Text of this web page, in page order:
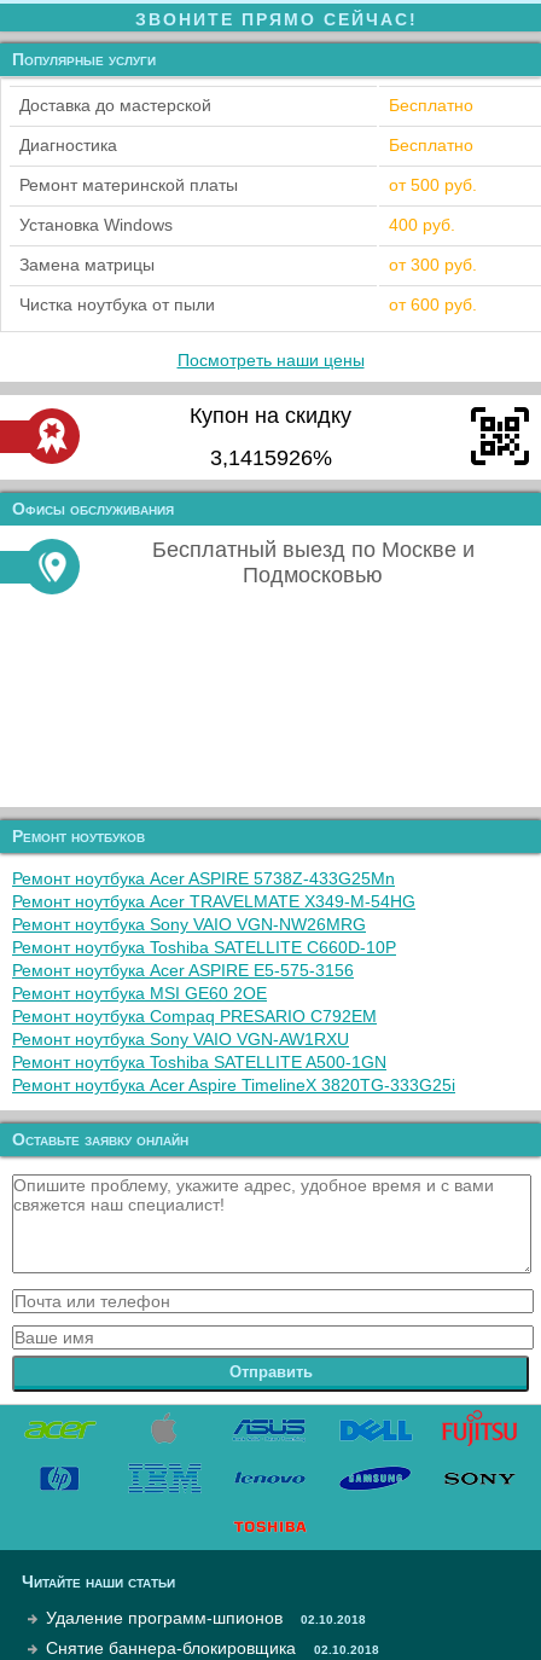
ЗВОНИТЕ ПРЯМО СЕЙЧАС!
Популярные услуги
Доставка до мастерской Бесплатно
Диагностика Бесплатно
Ремонт материнской платы от 500 руб.
Установка Windows 400 руб.
Замена матрицы от 300 руб.
Чистка ноутбука от пыли от 600 руб.
Посмотреть наши цены
Купон на скидку
3,1415926%
Офисы обслуживания
Бесплатный выезд по Москве и
Подмосковью
Ремонт ноутбуков
Ремонт ноутбука Acer ASPIRE 5738Z-433G25Mn
Ремонт ноутбука Acer TRAVELMATE X349-M-54HG
Ремонт ноутбука Sony VAIO VGN-NW26MRG
Ремонт ноутбука Toshiba SATELLITE C660D-10P
Ремонт ноутбука Acer ASPIRE E5-575-3156
Ремонт ноутбука MSI GE60 2OE
Ремонт ноутбука Compaq PRESARIO C792EM
Ремонт ноутбука Sony VAIO VGN-AW1RXU
Ремонт ноутбука Toshiba SATELLITE A500-1GN
Ремонт ноутбука Acer Aspire TimelineX 3820TG-333G25i
Оставьте заявку онлайн
Отправить
Читайте наши статьи
Удаление программ-шпионов
02.10.2018
Снятие баннера-блокировщика 02.10.2018